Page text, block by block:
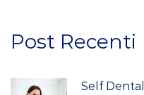
Post Recenti
Self